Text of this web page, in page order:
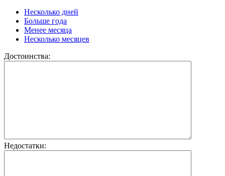
Несколько дней
Больше года
Менее месяца
Несколько месяцев
Достоинства:
Недостатки: